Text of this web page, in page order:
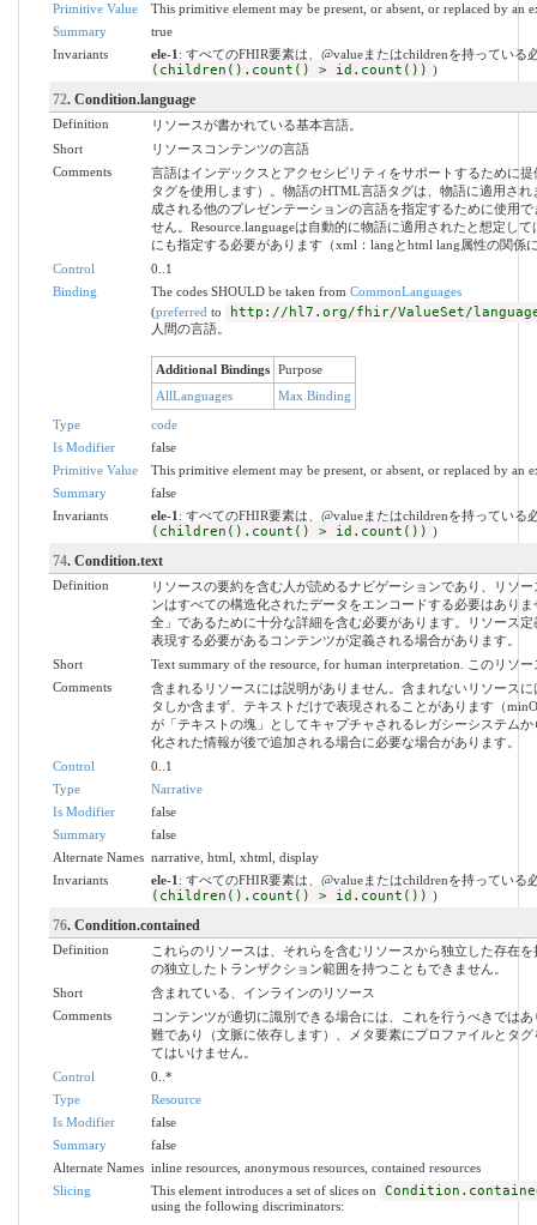
Primitive Value
This primitive element may be present, or absent, or replaced by an
Summary
true
Invariants
ele-1 : すべてのFHIR要素は、@valueまたはchildrenを持っている
(children().count() > id.count()) )
72. Condition.language
Definition
リソースが書かれている基本言語。
Short
リソースコンテンツの言語
Comments
言語はインデックスとアクセシビリティをサポートするために
タグを使用します）。物語のHTML言語タグは、物語に適用さ
成される他のプレゼンテーションの言語を指定するために使用
せん。Resource.languageは自動的に物語に適用されたと想定し
にも指定する必要があります（xml：langとhtml lang属性の関係
Control
0..1
Binding
The codes SHOULD be taken from CommonLanguages
(preferred to http://hl7.org/fhir/ValueSet/
人間の言語。
Additional Bindings
Purpose
AllLanguages
Max Binding
Type
code
Is Modifier
false
Primitive Value
This primitive element may be present, or absent, or replaced by an
Summary
false
Invariants
ele-1 : すべてのFHIR要素は、@valueまたはchildrenを持っている
(children().count() > id.count()) )
74. Condition.text
Definition
リソースの要約を含む人が読めるナビゲーションであり、リソ
ンはすべての構造化されたデータをエンコードする必要はあり
全」であるために十分な詳細を含む必要があります。リソース
表現する必要があるコンテンツが定義される場合があります。
Short
Text summary of the resource, for human interpretation. このリソ
Comments
含まれるリソースには説明がありません。含まれないリソース
タしか含まず、テキストだけで表現されることがあります（
が「テキストの塊」としてキャプチャされるレガシーシステム
化された情報が後で追加される場合に必要な場合があります。
Control
0..1
Type
Narrative
Is Modifier
false
Summary
false
Alternate Names narrative, html, xhtml, display
Invariants
ele-1 : すべてのFHIR要素は、@valueまたはchildrenを持っている
(children().count() > id.count()) )
76. Condition.contained
Definition
これらのリソースは、それらを含むリソースから独立した存在
の独立したトランザクション範囲を持つこともできません。
Short
含まれている、インラインのリソース
Comments
コンテンツが適切に識別できる場合には、これを行うべきでは
難であり（文脈に依存します）、メタ要素にプロファイルとタ
てはいけません。
Control
0..*
Type
Resource
Is Modifier
false
Summary
false
Alternate Names inline resources, anonymous resources, contained resources
Slicing
This element introduces a set of slices on
using the following discriminators: